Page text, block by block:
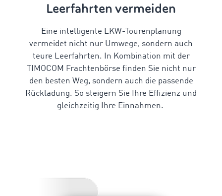
Leerfahrten vermeiden
Eine intelligente LKW-Tourenplanung
vermeidet nicht nur Umwege, sondern auch
teure Leerfahrten. In Kombination mit der
TIMOCOM Frachtenbörse finden Sie nicht nur
den besten Weg, sondern auch die passende
Rückladung. So steigern Sie Ihre Effizienz und
gleichzeitig Ihre Einnahmen.